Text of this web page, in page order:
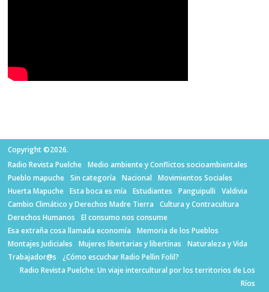
Copyright ©2026.
Radio Revista Puelche
Medio ambiente y Conflictos socioambientales
Pueblo mapuche
Sin categoría Nacional
Movimientos Sociales
Huerta Mapuche
Esta boca es mía Estudiantes Panguipulli
Valdivia
Cambio Climático y Derechos Madre Tierra
Cultura y Contracultura
Derechos Humanos
El consumo nos consume
Esa extraña cosa llamada economía
Memoria de los Pueblos
Montajes Judiciales
Mujeres libertarias y libertinas
Naturaleza y Vida
Trabajador@s
¿Cómo escuchar Radio Pellin Folil?
Radio Revista Puelche: Un viaje intercultural por los territorios de Los
Ríos